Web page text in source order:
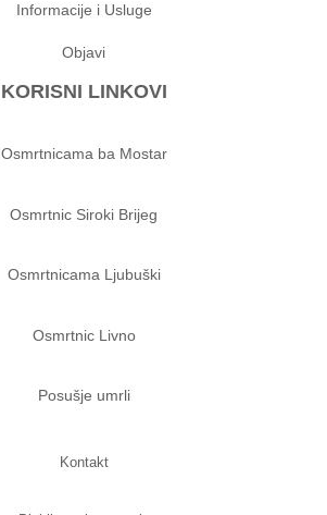
Informacije i Usluge
Objavi
KORISNI LINKOVI
Osmrtnicama ba Mostar
Osmrtnic Siroki Brijeg
Osmrtnicama Ljubuški
Osmrtnic Livno
Posušje umrli
Kontakt